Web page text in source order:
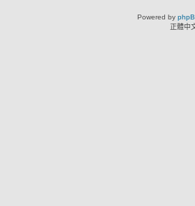
Powered by
正體中